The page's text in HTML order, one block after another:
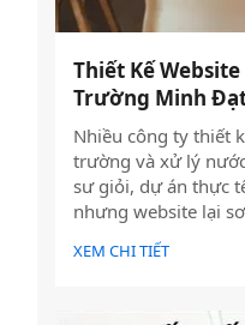
Thiết Kế
Trường Minh
Nhiều công ty thiết
trường và xử lý
sư giỏi, dự án thực
nhưng website lại
không có trên
đồng B2B bị đối thủ
thuật của bạn hoàn
XEM CHI TIẾT